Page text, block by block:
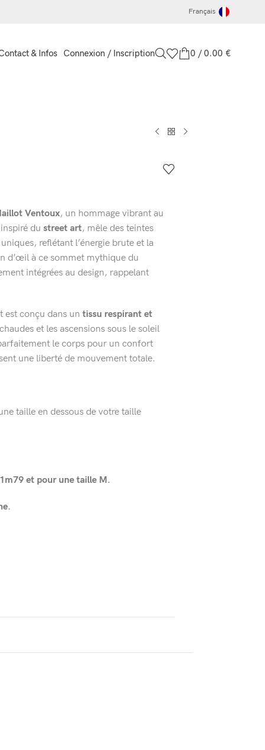
Français
& Infos Connexion / Inscription 0 / 0.00 €
Ventoux, un hommage vibrant au
du street art, mêle des teintes
reflétant l’énergie brute et la
d’œil à ce sommet mythique du
intégrées au design, rappelant
est conçu dans un tissu respirant et
et les ascensions sous le soleil
le corps pour un confort
une liberté de mouvement totale.
taille en dessous de votre taille
et pour une taille M.